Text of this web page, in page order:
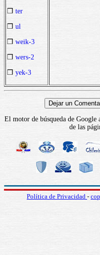
❒ ter
❒ ul
❒ weik-3
❒ wers-2
❒ yek-3
El motor de búsqueda de Google
de las
Política de Privacidad -